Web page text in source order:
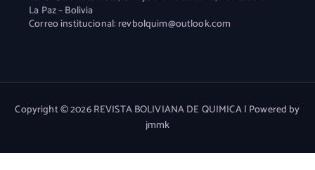
La Paz – Bolivia
Correo institucional: revbolquim@outlook.com
Copyright © 2026 REVISTA BOLIVIANA DE QUIMICA | Powered by
jmmk